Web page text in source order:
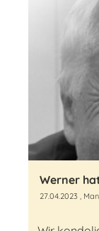
Werner
27.04.2023 ,